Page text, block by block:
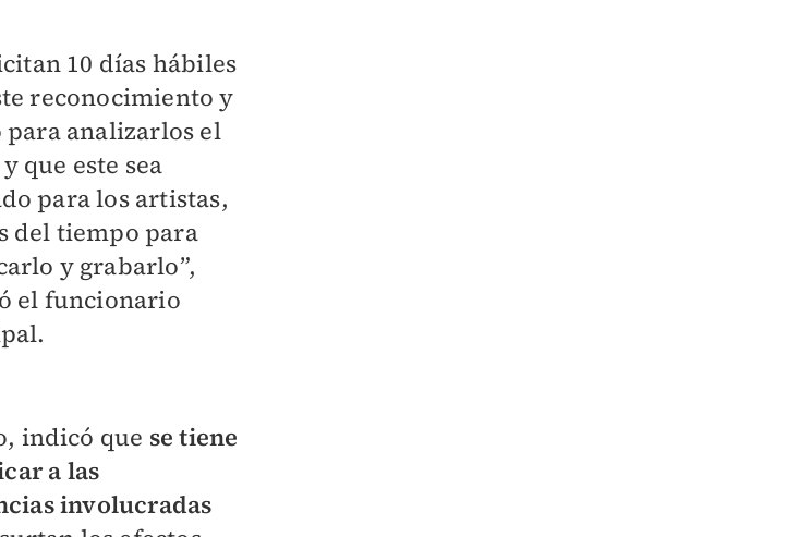
10 días hábiles
reconocimiento y
para analizarlos el
que este sea
para los artistas,
del tiempo para
y grabarlo”,
el funcionario
indicó que se tiene
a las
involucradas